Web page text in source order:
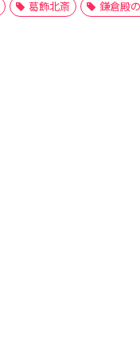
葛飾北斎 鎌倉殿